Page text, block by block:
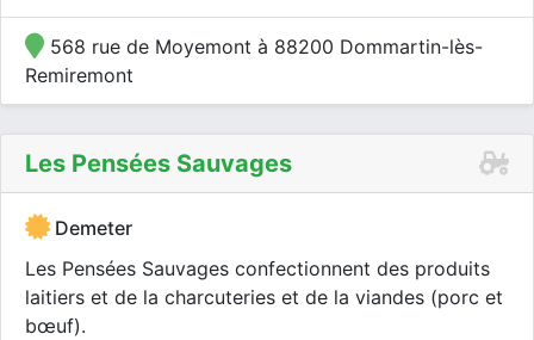
568 rue de Moyemont à 88200 Dommartin-lès-
Remiremont
Les Pensées Sauvages
Demeter
Les Pensées Sauvages confectionnent des produits
laitiers et de la charcuteries et de la viandes (porc et
bœuf).